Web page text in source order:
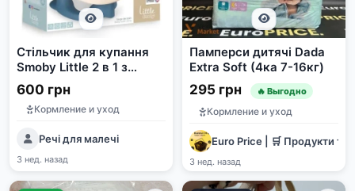
Стільчик для купання
Smoby Little 2 в 1 з
ігровою панеллю
600 грн
Кормление и уход
Речі для малечі
3 нед. назад
Памперси дитячі Dada
Extra Soft (4ка 7-16кг)
295 грн 🔥 Выгодно
Кормление и уход
Euro Price | 🛒 Продукти та
3 нед. назад